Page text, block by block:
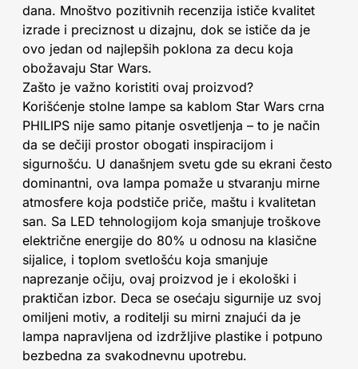
dana. Mnoštvo pozitivnih recenzija ističe kvalitet
izrade i preciznost u dizajnu, dok se ističe da je
ovo jedan od najlepših poklona za decu koja
obožavaju Star Wars.
Zašto je važno koristiti ovaj proizvod?
Korišćenje stolne lampe sa kablom Star Wars crna
PHILIPS nije samo pitanje osvetljenja – to je način
da se dečiji prostor obogati inspiracijom i
sigurnošću. U današnjem svetu gde su ekrani često
dominantni, ova lampa pomaže u stvaranju mirne
atmosfere koja podstiče priče, maštu i kvalitetan
san. Sa LED tehnologijom koja smanjuje troškove
električne energije do 80% u odnosu na klasične
sijalice, i toplom svetlošću koja smanjuje
naprezanje očiju, ovaj proizvod je i ekološki i
praktičan izbor. Deca se osećaju sigurnije uz svoj
omiljeni motiv, a roditelji su mirni znajući da je
lampa napravljena od izdržljive plastike i potpuno
bezbedna za svakodnevnu upotrebu.